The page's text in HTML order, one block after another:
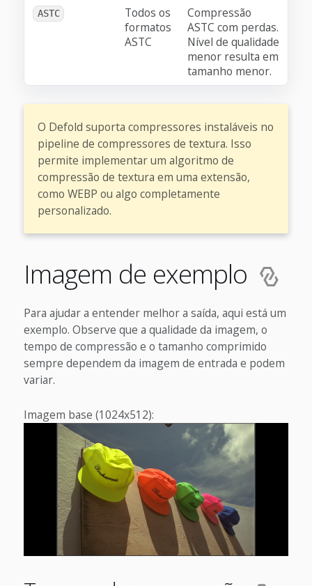
ASTC
Todos os
formatos
ASTC
Compressão
ASTC com perdas.
Nível de qualidade
menor resulta em
tamanho menor.
O Defold suporta compressores instaláveis no
pipeline de compressores de textura. Isso
permite implementar um algoritmo de
compressão de textura em uma extensão,
como WEBP ou algo completamente
personalizado.
Imagem de exemplo
Para ajudar a entender melhor a saída, aqui está um
exemplo. Observe que a qualidade da imagem, o
tempo de compressão e o tamanho comprimido
sempre dependem da imagem de entrada e podem
variar.
Imagem base (1024x512):